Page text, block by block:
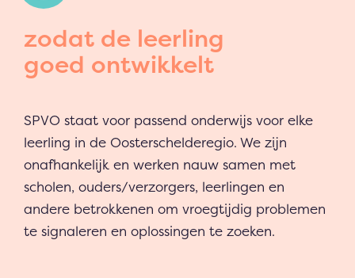
zodat de leerling
goed ontwikkelt
SPVO staat voor passend onderwijs voor elke
leerling in de Oosterschelderegio. We zijn
onafhankelijk en werken nauw samen met
scholen, ouders/verzorgers, leerlingen en
andere betrokkenen om vroegtijdig problemen
te signaleren en oplossingen te zoeken.